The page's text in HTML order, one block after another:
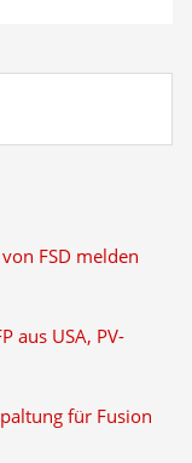
FSD melden
aus USA, PV-
für Fusion